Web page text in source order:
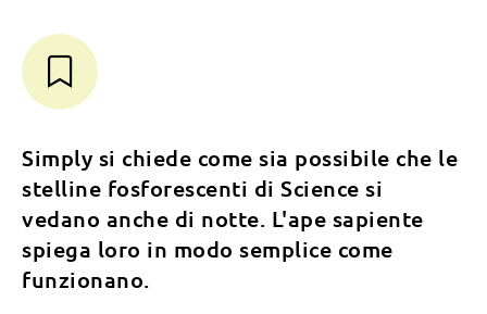
Simply si chiede come sia possibile che le
stelline fosforescenti di Science si
vedano anche di notte. L'ape sapiente
spiega loro in modo semplice come
funzionano.